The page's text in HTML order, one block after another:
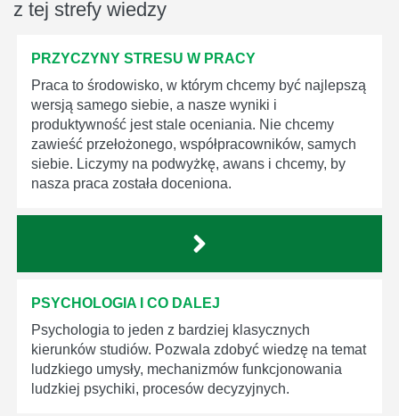
z tej strefy wiedzy
PRZYCZYNY STRESU W PRACY
Praca to środowisko, w którym chcemy być najlepszą
wersją samego siebie, a nasze wyniki i
produktywność jest stale oceniania. Nie chcemy
zawieść przełożonego, współpracowników, samych
siebie. Liczymy na podwyżkę, awans i chcemy, by
nasza praca została doceniona.
PSYCHOLOGIA I CO DALEJ
Psychologia to jeden z bardziej klasycznych
kierunków studiów. Pozwala zdobyć wiedzę na temat
ludzkiego umysły, mechanizmów funkcjonowania
ludzkiej psychiki, procesów decyzyjnych.